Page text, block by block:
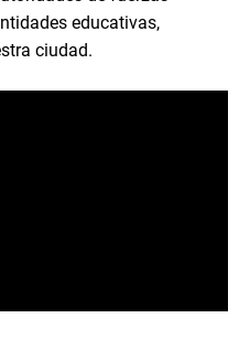
educativas,
ciudad.